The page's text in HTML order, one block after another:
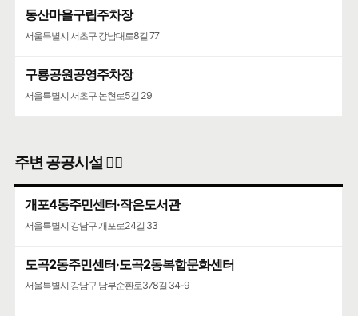
동산마을구립주차장
서울특별시 서초구 강남대로8길 77
구룡공원공영주차장
서울특별시 서초구 논현로5길 29
주변 공공시설 👨‍✈️
개포4동주민센터·작은도서관
서울특별시 강남구 개포로24길 33
도곡2동주민센터·도곡2동복합문화센터
서울특별시 강남구 남부순환로378길 34-9